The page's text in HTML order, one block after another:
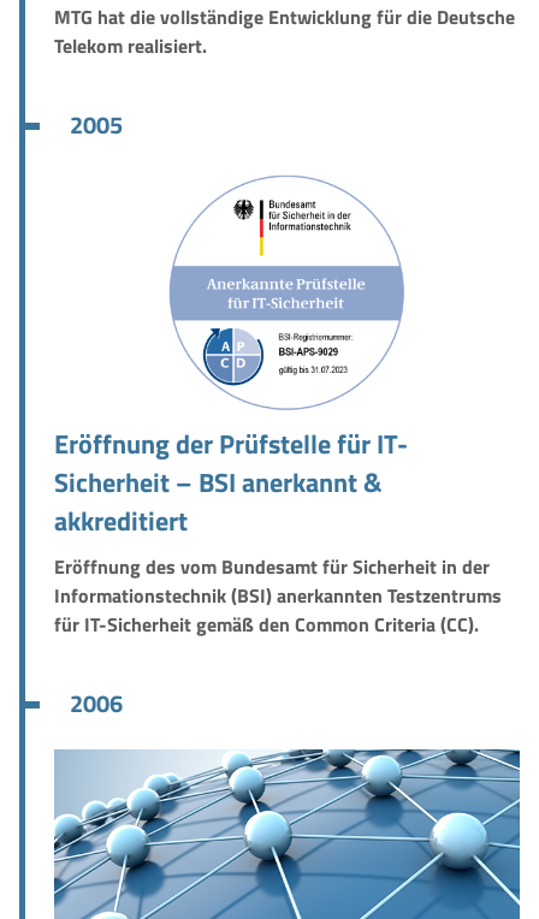
MTG hat die vollständige Entwicklung für die Deutsche
Telekom realisiert.
2005
Eröffnung der Prüfstelle für IT-
Sicherheit – BSI anerkannt &
akkreditiert
Eröffnung des vom Bundesamt für Sicherheit in der
Informationstechnik (BSI) anerkannten Testzentrums
für IT-Sicherheit gemäß den Common Criteria (CC).
2006